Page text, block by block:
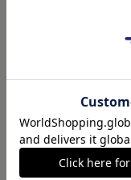
食品販売
ヴィンテージ販売
ダウンロード販売
minne PLUS